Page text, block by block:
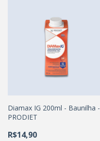
Diamax IG 200ml - Baunilha -
PRODIET
R$14,90